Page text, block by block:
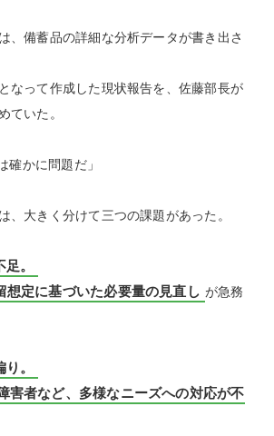
、備蓄品の詳細な分析データが書き出さ
なって作成した現状報告を、佐藤部長が
ていた。
確かに問題だ」
、大きく分けて三つの課題があった。
。
想定に基づいた必要量の見直し が急務
。
害者など、多様なニーズへの対応が不